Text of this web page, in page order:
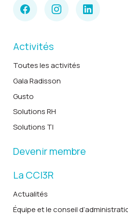
Activités
Toutes les activités
Gala Radisson
Gusto
Solutions RH
Solutions TI
Devenir membre
La CCI3R
Actualités
Équipe et le conseil